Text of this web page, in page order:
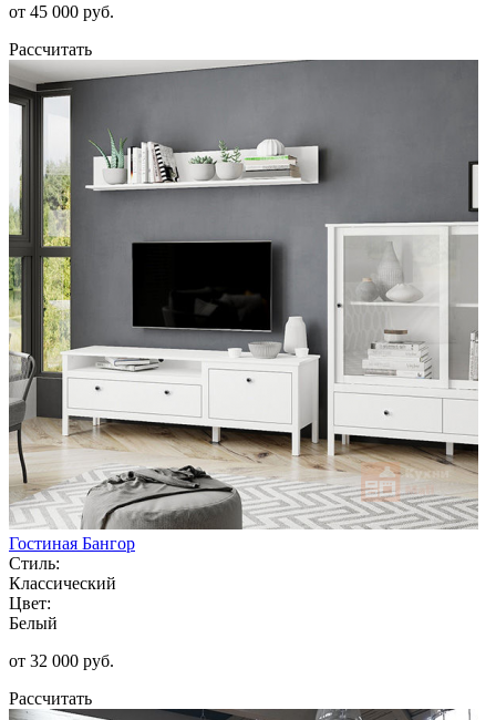
от 45 000 руб.
Рассчитать
Гостиная Бангор
Стиль:
Классический
Цвет:
Белый
от 32 000 руб.
Рассчитать